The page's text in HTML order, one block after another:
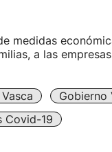
medidas
a las
Gobierno
Covid-19